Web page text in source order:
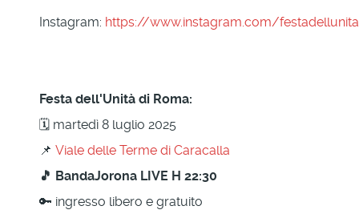
Instagram: https://www.instagram.com/
Festa dell'Unità di Roma:
🗓 martedì 8 luglio 2025
📌 Viale delle Terme di Caracalla
🎵 BandaJorona LIVE H 22:30
🔑 ingresso libero e gratuito